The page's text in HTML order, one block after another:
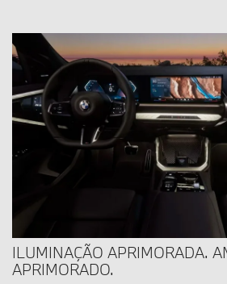
ILUMINAÇÃO APRIMORADA.
APRIMORADO.